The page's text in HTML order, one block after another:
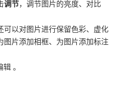
调节，调节图片的亮度、对比
可以对图片进行保留色彩、虚化
图片添加相框、为图片添加标注
。